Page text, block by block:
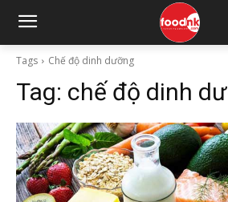
Tags Chế độ dinh dưỡng
Tag: chế độ dinh